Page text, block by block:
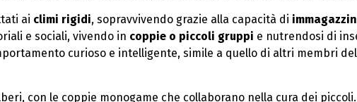
ai climi rigidi, sopravvivendo grazie alla capacità di
e sociali, vivendo in coppie o piccoli gruppi e nutrendosi di
curioso e intelligente, simile a quello di altri membri
con le coppie monogame che collaborano nella cura dei piccoli.